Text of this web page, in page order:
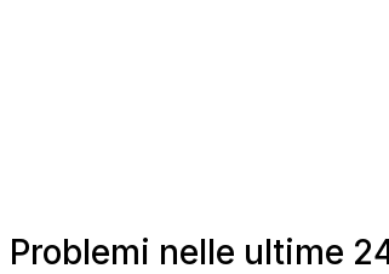
Problemi nelle ultime